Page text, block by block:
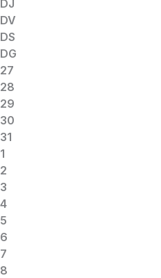
DJ
DV
DS
DG
27
28
29
30
31
1
2
3
4
5
6
7
8